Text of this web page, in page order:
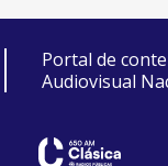
Portal de
Audiovisual